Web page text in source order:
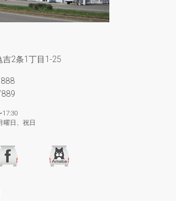
吉2条1丁目1-25
17:30
日、祝日